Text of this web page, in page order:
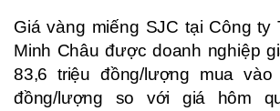
Giá vàng miếng SJC tại Công ty
Minh Châu được doanh nghiệp
83,6 triệu đồng/lượng mua vào
đồng/lượng so với giá hôm